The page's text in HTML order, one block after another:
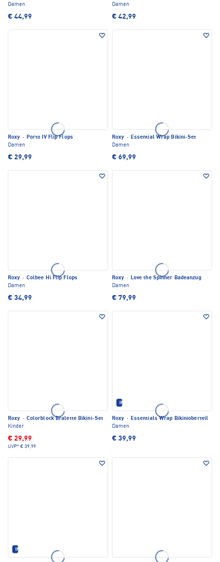
Damen
€ 44,99
Damen
€ 42,99
Roxy · Porto IV Flip Flops
Damen
€ 29,99
Roxy · Essential Wrap Bikini-Set
Damen
€ 69,99
Roxy · Colbee Hi Flip Flops
Damen
€ 34,99
Roxy · Love the Spinner Badeanzug
Damen
€ 79,99
Roxy · Colorblock Bralette Bikini-Set
Kinder
€ 29,99
UVP* € 39,99
IM SET ERHÄLTLICH
Roxy · Essentials Wrap Bikinioberteil
Damen
€ 39,99
IM SET ERHÄLTLICH